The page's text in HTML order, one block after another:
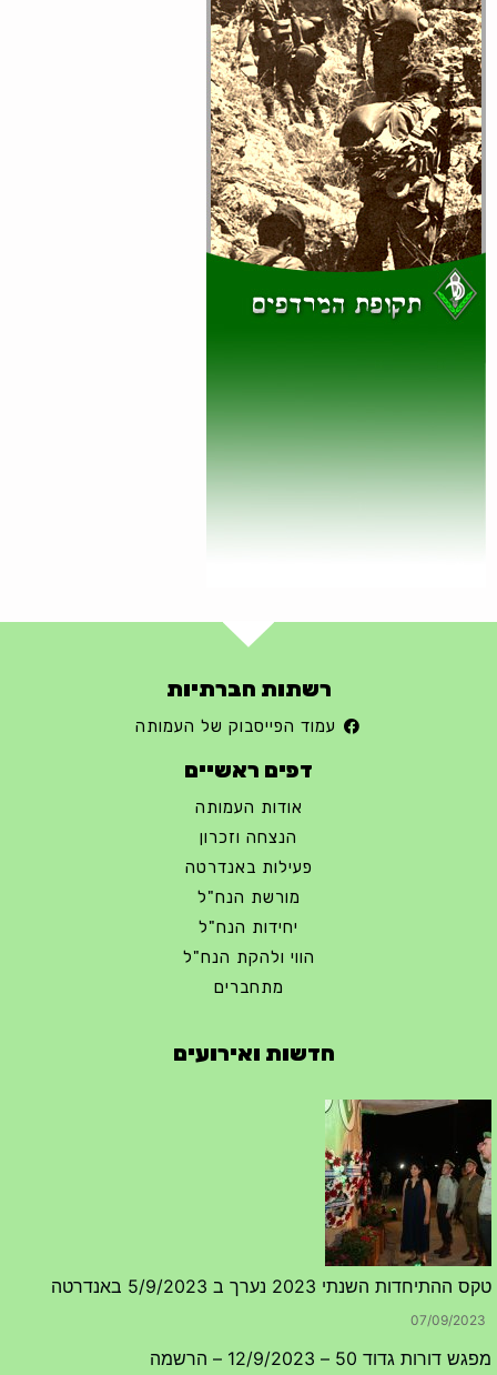
רשתות חברתיות
עמוד הפייסבוק של העמותה
דפים ראשיים
אודות העמותה
הנצחה וזכרון
פעילות באנדרטה
מורשת הנח"ל
יחידות הנח"ל
הווי ולהקת הנח"ל
מתחברים
חדשות ואירועים
מפגש דורות גדוד 50 – 12/9/2023 – הרשמה
20/07/2023
טקס ההתיחדות עם החללים לשנת 2025 – 10 יוני 2025